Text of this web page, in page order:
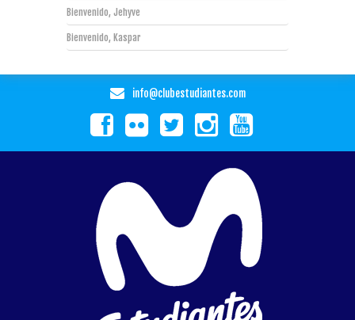
Bienvenido, Jehyve
Bienvenido, Kaspar
info@clubestudiantes.com